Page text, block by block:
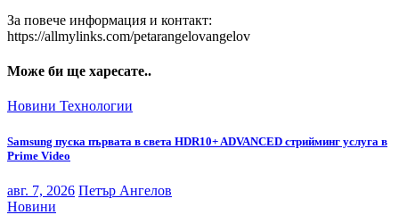
За повече информация и контакт:
https://allmylinks.com/petarangelovangelov
Може би ще харесате..
Новини Технологии
Samsung пуска първата в света HDR10+ ADVANCED стрийминг услуга в
Prime Video
авг. 7, 2026 Петър Ангелов
Новини